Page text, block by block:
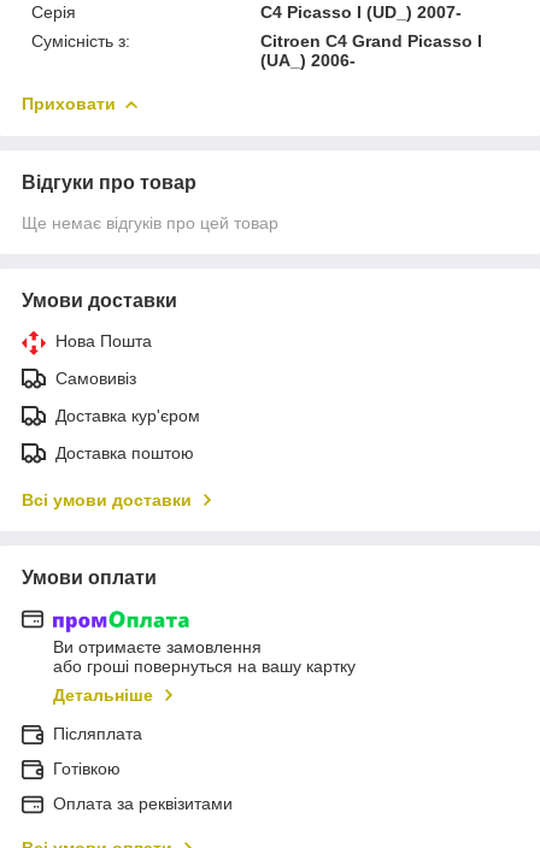
Серія
C4 Picasso I (UD_) 2007-
Сумісність з:
Citroen C4 Grand Picasso I
(UA_) 2006-
Приховати
Відгуки про товар
Ще немає відгуків про цей товар
Умови доставки
Нова Пошта
Самовивіз
Доставка кур'єром
Доставка поштою
Всі умови доставки
Умови оплати
Ви отримаєте замовлення
або гроші повернуться на вашу картку
Детальніше
Післяплата
Готівкою
Оплата за реквізитами